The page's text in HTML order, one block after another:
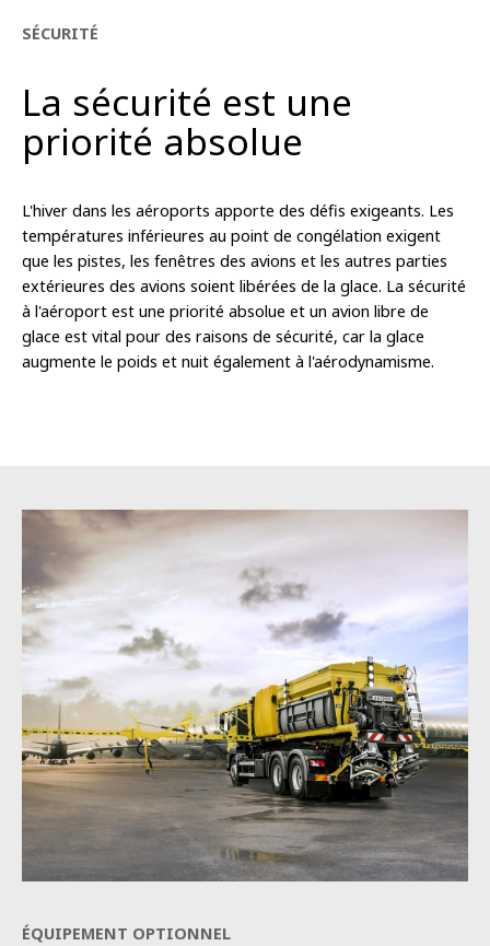
SÉCURITÉ
La sécurité est une
priorité absolue
L'hiver dans les aéroports apporte des défis exigeants. Les
températures inférieures au point de congélation exigent
que les pistes, les fenêtres des avions et les autres parties
extérieures des avions soient libérées de la glace. La sécurité
à l'aéroport est une priorité absolue et un avion libre de
glace est vital pour des raisons de sécurité, car la glace
augmente le poids et nuit également à l'aérodynamisme.
ÉQUIPEMENT OPTIONNEL